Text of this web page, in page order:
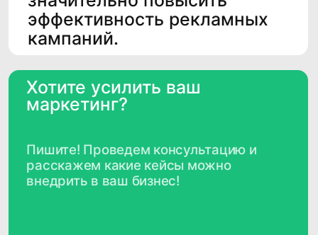
комната 36
Телефон +7 (495) 782 38 60
Почта info@cleverdata.ru